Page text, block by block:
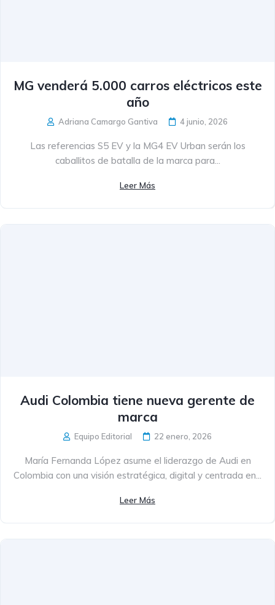
MG venderá 5.000 carros eléctricos este
año
Adriana Camargo Gantiva 4 junio, 2026
Las referencias S5 EV y la MG4 EV Urban serán los
caballitos de batalla de la marca para...
Leer Más
Audi Colombia tiene nueva gerente de
marca
Equipo Editorial 22 enero, 2026
María Fernanda López asume el liderazgo de Audi en
Colombia con una visión estratégica, digital y centrada en...
Leer Más